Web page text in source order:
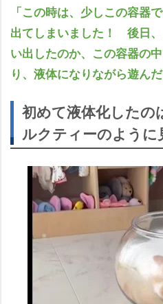
「この時は、少しこの容器
出てしまいました！ 後日
い出したのか、この容器の
り、液体になりながら遊ん
初めて液体化したの
ルクティーのように